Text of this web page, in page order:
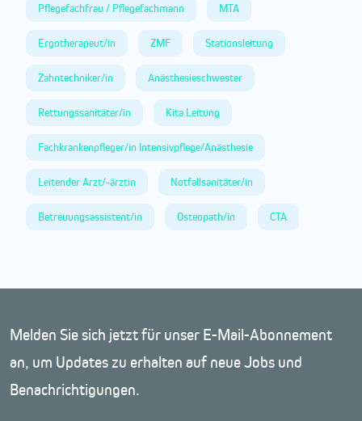
Pflegefachfrau / Pflegefachmann MTA
Ergotherapeut/in ZMF Stationsleitung
Zahntechniker/in Anästhesieschwester
Rettungssanitäter/in Kita Leitung
Fachkrankenpfleger/in Intensivpflege/Anästhesie
Leitender Arzt/-ärztin Notfallsanitäter/in
Betreuungsassistent/in Osteopath/in CTA
Melden Sie sich jetzt für unser E-Mail-Abonnement
an, um Updates zu erhalten auf neue Jobs und
Benachrichtigungen.